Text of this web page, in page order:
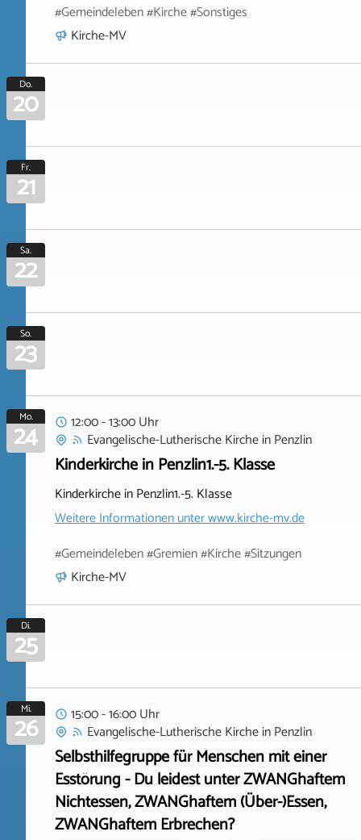
#Gemeindeleben #Kirche #Sonstiges
Kirche-MV
Do.
20
Fr.
21
Sa.
22
So.
23
Mo.
24
12:00 - 13:00 Uhr
Evangelische-Lutherische KircheinPenzlin
Kinderkirche in Penzlin1.-5. Klasse
Kinderkirche in Penzlin1.-5. Klasse
Weitere Informationen unterwww.kirche-mv.de
#Gemeindeleben #Gremien #Kirche #Sitzungen
Kirche-MV
Di.
25
Mi.
26
15:00 - 16:00 Uhr
Evangelische-Lutherische KircheinPenzlin
Selbsthilfegruppe für Menschen mit einer
Esstörung - Du leidest unter ZWANGhaftem
Nichtessen, ZWANGhaftem (Über-)Essen,
ZWANGhaftem Erbrechen?